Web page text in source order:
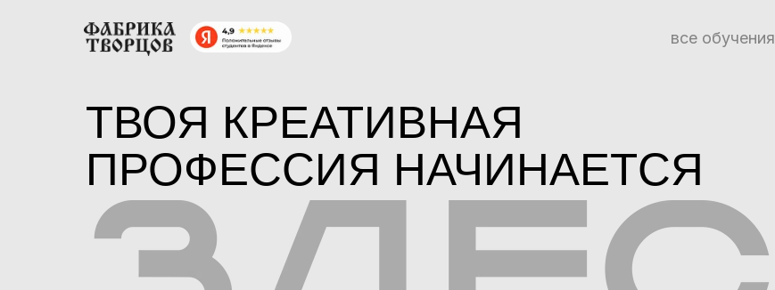
все обучения
ТВОЯ КРЕАТИВНАЯ
ПРОФЕССИЯ НАЧИНАЕТСЯ